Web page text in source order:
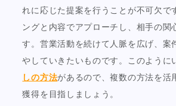
れに応じた提案を行うことが不可欠で
ングと内容でアプローチし、相手の関
す。営業活動を続けて人脈を広げ、案
やしていきたいものです。このように
しの方法があるので、複数の方法を活
獲得を目指しましょう。